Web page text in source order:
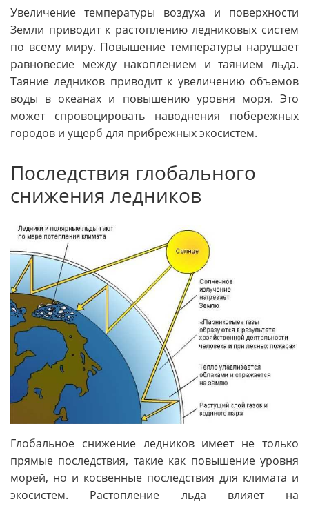
Увеличение температуры воздуха и поверхности
Земли приводит к растоплению ледниковых систем
по всему миру. Повышение температуры нарушает
равновесие между накоплением и таянием льда.
Таяние ледников приводит к увеличению объемов
воды в океанах и повышению уровня моря. Это
может спровоцировать наводнения побережных
городов и ущерб для прибрежных экосистем.
Последствия глобального
снижения ледников
Глобальное снижение ледников имеет не только
прямые последствия, такие как повышение уровня
морей, но и косвенные последствия для климата и
экосистем. Растопление льда влияет на